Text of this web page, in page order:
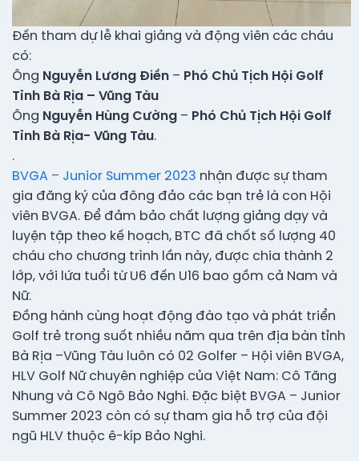
Đến tham dự lễ khai giảng và động viên các cháu
có:
Ông Nguyễn Lương Điền – Phó Chủ Tịch Hội Golf
Tỉnh Bà Rịa – Vũng Tàu
Ông Nguyễn Hùng Cường – Phó Chủ Tịch Hội Golf
Tỉnh Bà Rịa- Vũng Tàu.
.
BVGA – Junior Summer 2023 nhận được sự tham
gia đăng ký của đông đảo các bạn trẻ là con Hội
viên BVGA. Để đảm bảo chất lượng giảng dạy và
luyện tập theo kế hoạch, BTC đã chốt số lượng 40
cháu cho chương trình lần này, được chia thành 2
lớp, với lứa tuổi từ U6 đến U16 bao gồm cả Nam và
Nữ.
Đồng hành cùng hoạt động đào tạo và phát triển
Golf trẻ trong suốt nhiều năm qua trên địa bàn tỉnh
Bà Rịa –Vũng Tàu luôn có 02 Golfer – Hội viên BVGA,
HLV Golf Nữ chuyên nghiệp của Việt Nam: Cô Tăng
Nhung và Cô Ngô Bảo Nghi. Đặc biệt BVGA – Junior
Summer 2023 còn có sự tham gia hỗ trợ của đội
ngũ HLV thuộc ê-kíp Bảo Nghi.